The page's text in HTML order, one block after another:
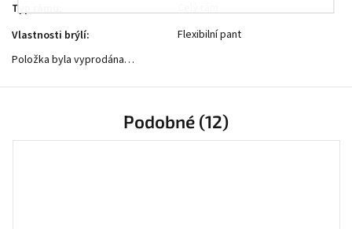
Typ rámu:
Vlastnosti brýlí:
Flexibilní pant
Položka byla vyprodána…
Podobné (12)